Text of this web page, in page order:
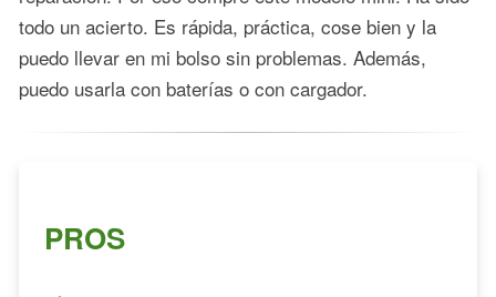
todo un acierto. Es rápida, práctica, cose bien y la
puedo llevar en mi bolso sin problemas. Además,
puedo usarla con baterías o con cargador.
PROS